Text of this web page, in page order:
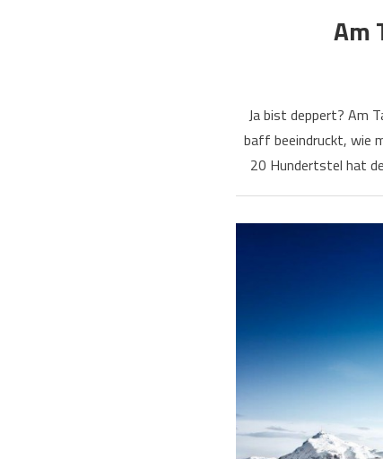
Am
Ja bist deppert? Am
baff beeindruckt, wie
20 Hundertstel hat